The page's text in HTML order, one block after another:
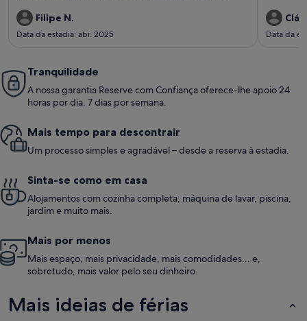
Filipe N.
Data da estadia: abr. 2025 Data da
Tranquilidade
A nossa garantia Reserve com Confiança oferece-lhe apoio 24
horas por dia, 7 dias por semana.
Mais tempo para descontrair
Um processo simples e agradável – desde a reserva à estadia.
Sinta-se como em casa
Alojamentos com cozinha completa, máquina de lavar, piscina,
jardim e muito mais.
Mais por menos
Mais espaço, mais privacidade, mais comodidades... e,
sobretudo, mais valor pelo seu dinheiro.
Mais ideias de férias